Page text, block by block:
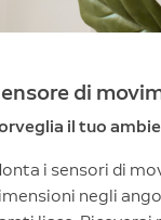
di
il tuo
i sensori di
negli